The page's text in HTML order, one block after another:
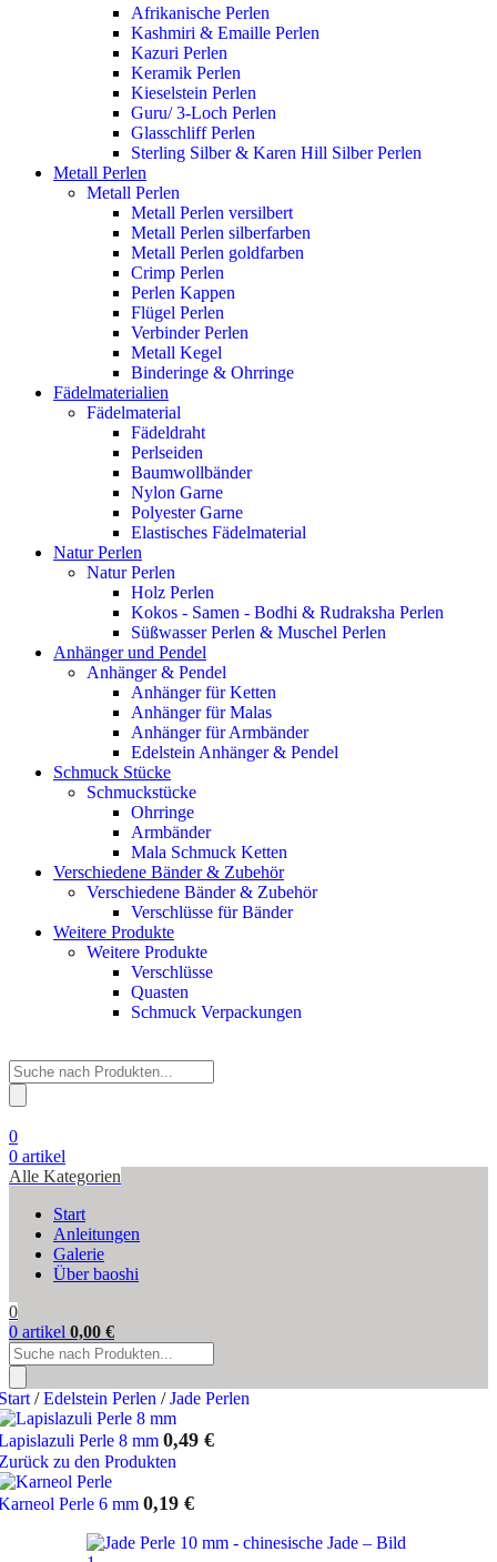
Afrikanische Perlen
Kashmiri & Emaille Perlen
Kazuri Perlen
Keramik Perlen
Kieselstein Perlen
Guru/ 3-Loch Perlen
Glasschliff Perlen
Sterling Silber & Karen Hill Silber Perlen
Metall Perlen
Metall Perlen
Metall Perlen versilbert
Metall Perlen silberfarben
Metall Perlen goldfarben
Crimp Perlen
Perlen Kappen
Flügel Perlen
Verbinder Perlen
Metall Kegel
Binderinge & Ohrringe
Fädelmaterialien
Fädelmaterial
Fädeldraht
Perlseiden
Baumwollbänder
Nylon Garne
Polyester Garne
Elastisches Fädelmaterial
Natur Perlen
Natur Perlen
Holz Perlen
Kokos - Samen - Bodhi & Rudraksha Perlen
Süßwasser Perlen & Muschel Perlen
Anhänger und Pendel
Anhänger & Pendel
Anhänger für Ketten
Anhänger für Malas
Anhänger für Armbänder
Edelstein Anhänger & Pendel
Schmuck Stücke
Schmuckstücke
Ohrringe
Armbänder
Mala Schmuck Ketten
Verschiedene Bänder & Zubehör
Verschiedene Bänder & Zubehör
Verschlüsse für Bänder
Weitere Produkte
Weitere Produkte
Verschlüsse
Quasten
Schmuck Verpackungen
Products
search
0
0 artikel
Alle Kategorien
Start
Anleitungen
Galerie
Über baoshi
0
0 artikel 0,00 €
Products
search
/ Edelstein Perlen / Jade Perlen
Perle 8 mm 0,49 €
zu den Produkten
Perle 6 mm 0,19 €